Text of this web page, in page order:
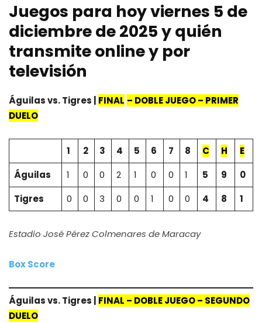
Juegos para hoy viernes 5 de
diciembre de 2025 y quién
transmite online y por
televisión
Águilas vs. Tigres | FINAL – DOBLE JUEGO – PRIMER
DUELO
1 2 3 4 5 6 7 8 C H
E
Águilas
1 0 0 2 1 0 0 1 5 9
0
Tigres
0 0 3 0 0 1 0 0 4 8 1
Estadio José Pérez Colmenares de Maracay
Box Score
Águilas vs. Tigres | FINAL – DOBLE JUEGO – SEGUNDO
DUELO